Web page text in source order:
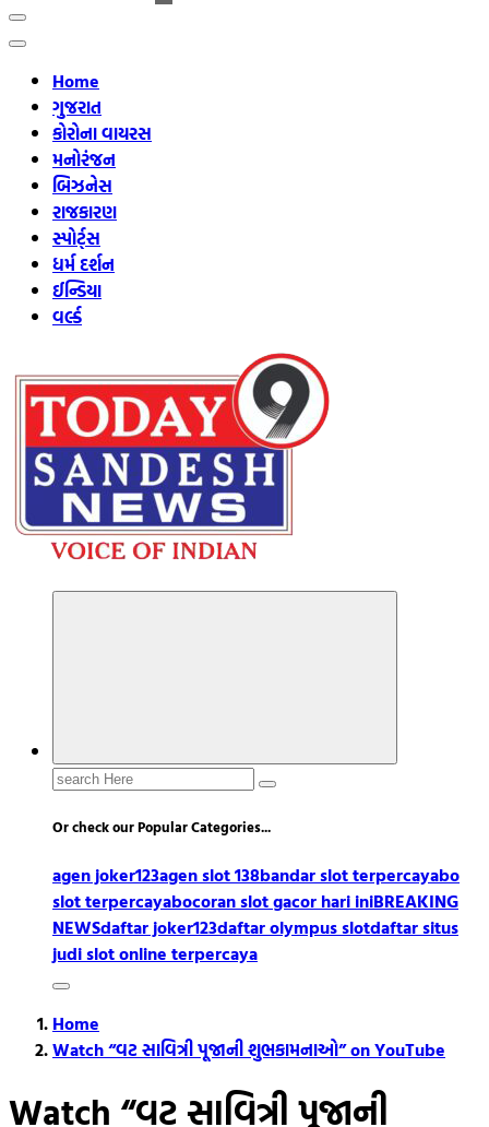
Home
ગુજરાત
કોરોના વાયરસ
મનોરંજન
બિઝનેસ
રાજકારણ
સ્પોર્ટ્સ
ધર્મ દર્શન
ઈન્ડિયા
વર્લ્ડ
Search
Or check our Popular Categories...
agen joker123agen slot 138bandar slot terpercayabo
slot terpercayabocoran slot gacor hari iniBREAKING
NEWSdaftar joker123daftar olympus slotdaftar situs
judi slot online terpercaya
Home
Watch “વટ સાવિત્રી પૂજાની શુભકામનાઓ” on YouTube
Watch “વટ સાવિત્રી પૂજાની